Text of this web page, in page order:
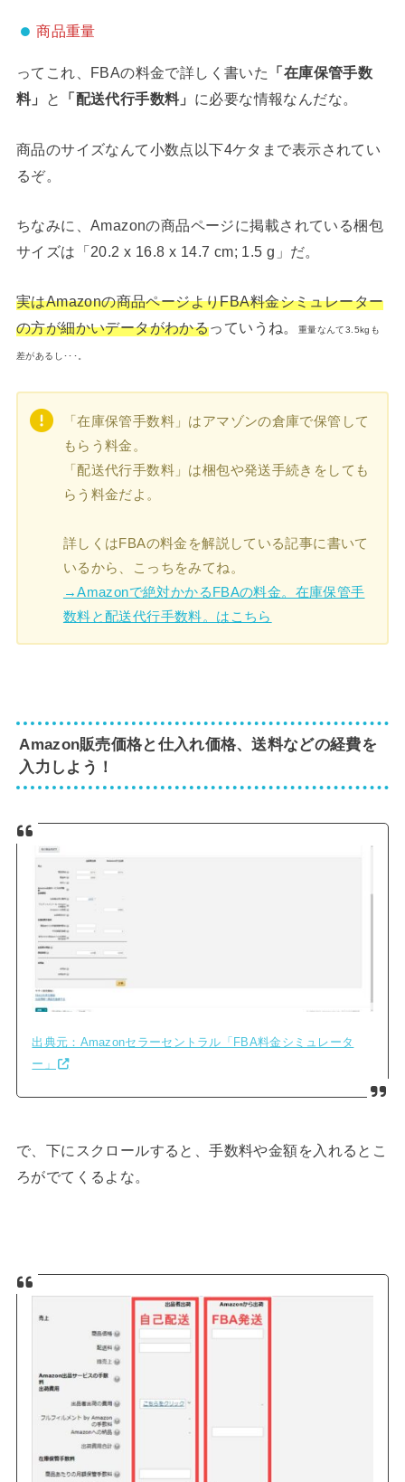
商品重量
ってこれ、FBAの料金で詳しく書いた
「在庫保管手数
料」
と 「配送代行手数料」 に必要な情報なんだな。
商品のサイズなんて小数点以下4ケタまで表示されてい
るぞ。
ちなみに、Amazonの商品ページに掲載されている梱包
サイズは「20.2 x 16.8 x 14.7 cm; 1.5 g」だ。
実はAmazonの商品ページよりFBA料金シミュレーター
の方が細かいデータがわかるっていうね。 重量なんて3.5kgも
差があるし･･･。
「在庫保管手数料」はアマゾンの倉庫で保管して
もらう料金。
「配送代行手数料」は梱包や発送手続きをしても
らう料金だよ。
詳しくはFBAの料金を解説している記事に書いて
いるから、こっちをみてね。
→Amazonで絶対かかるFBAの料金。在庫保管手
数料と配送代行手数料。はこちら
Amazon販売価格と仕入れ価格、送料などの経費を
入力しよう！
出典元：Amazonセラーセントラル「FBA料金シミュレータ
ー」
で、下にスクロールすると、手数料や金額を入れるとこ
ろがでてくるよな。